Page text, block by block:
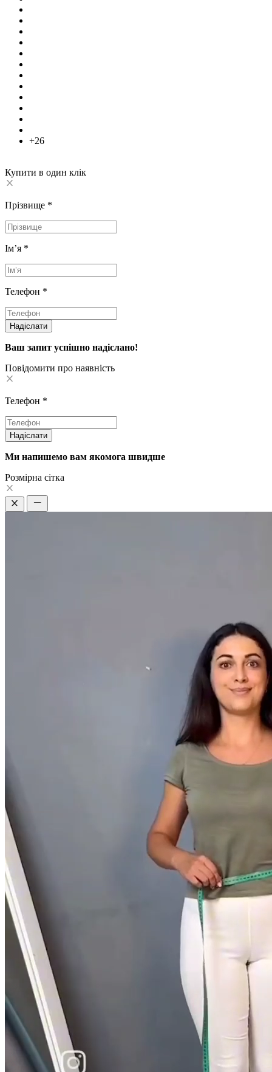
+26
Купити в один клік
Прізвище *
Імʼя *
Телефон *
Надіслати
Ваш запит успішно надіслано!
Повідомити про наявність
Телефон *
Надіслати
Ми напишемо вам якомога швидше
Pозмірна сітка